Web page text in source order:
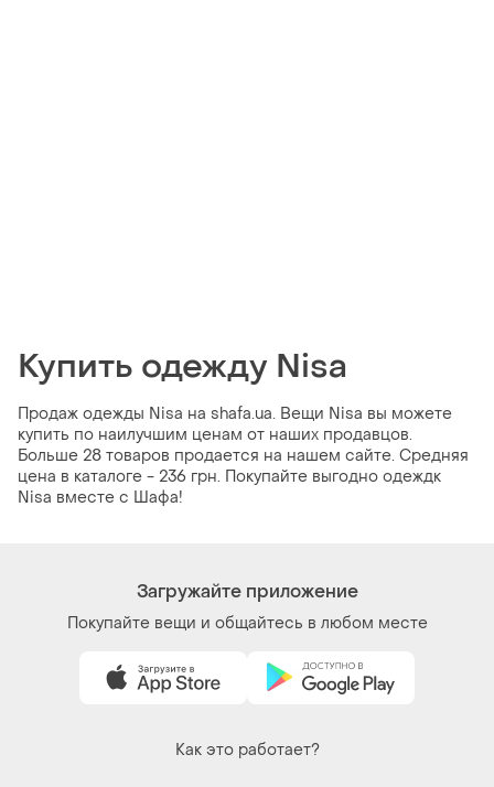
Купить одежду Nisa
Продаж одежды Nisa на shafa.ua. Вещи Nisa вы можете
купить по наилучшим ценам от наших продавцов.
Больше 28 товаров продается на нашем сайте. Средняя
цена в каталоге - 236 грн. Покупайте выгодно одеждк
Nisa вместе с Шафа!
Загружайте приложение
Покупайте вещи и общайтесь в любом месте
Как это работает?